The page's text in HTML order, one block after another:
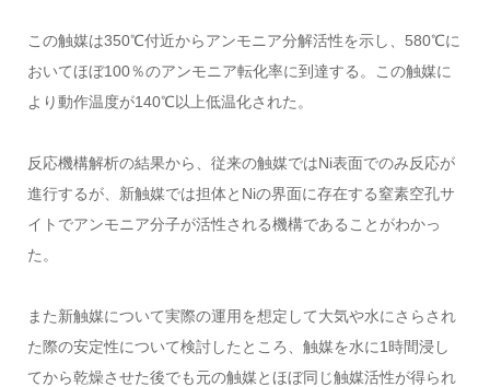
この触媒は350℃付近からアンモニア分解活性を示し、580℃に
おいてほぼ100％のアンモニア転化率に到達する。この触媒に
より動作温度が140℃以上低温化された。
反応機構解析の結果から、従来の触媒ではNi表面でのみ反応が
進行するが、新触媒では担体とNiの界面に存在する窒素空孔サ
イトでアンモニア分子が活性される機構であることがわかっ
た。
また新触媒について実際の運用を想定して大気や水にさらされ
た際の安定性について検討したところ、触媒を水に1時間浸し
てから乾燥させた後でも元の触媒とほぼ同じ触媒活性が得られ